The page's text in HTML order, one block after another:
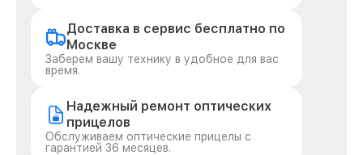
Доставка в сервис бесплатно по
Москве
Заберем вашу технику в удобное для вас
время.
Надежный ремонт оптических
прицелов
Обслуживаем оптические прицелы с
гарантией 36 месяцев.